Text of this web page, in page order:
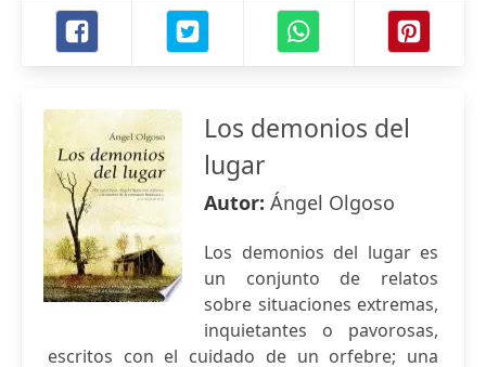
Los demonios del
lugar
Autor: Ángel Olgoso
Los demonios del lugar es
un conjunto de relatos
sobre situaciones extremas,
inquietantes o pavorosas,
escritos con el cuidado de un orfebre; una